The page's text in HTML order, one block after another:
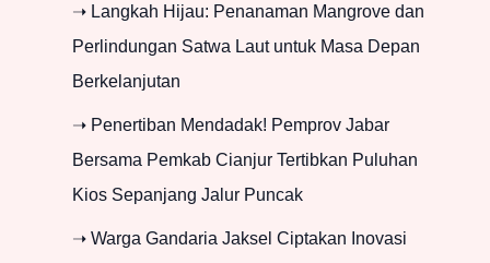
➝ Langkah Hijau: Penanaman Mangrove dan
Perlindungan Satwa Laut untuk Masa Depan
Berkelanjutan
➝ Penertiban Mendadak! Pemprov Jabar
Bersama Pemkab Cianjur Tertibkan Puluhan
Kios Sepanjang Jalur Puncak
➝ Warga Gandaria Jaksel Ciptakan Inovasi